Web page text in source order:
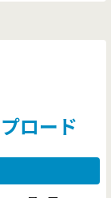
ロード